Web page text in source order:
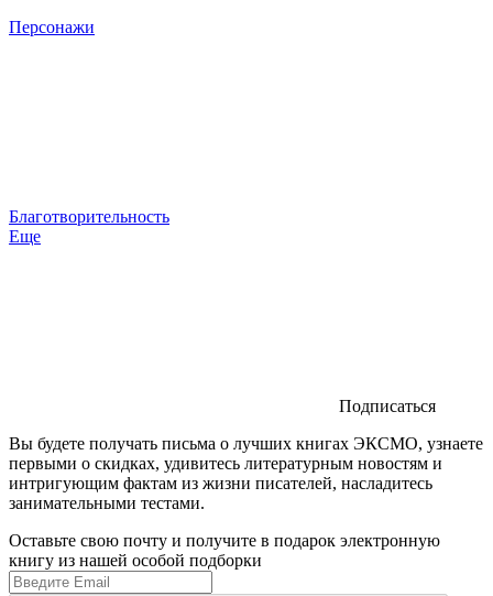
Персонажи
Благотворительность
Еще
Подписаться
Вы будете получать письма о лучших книгах ЭКСМО, узнаете
первыми о скидках, удивитесь литературным новостям и
интригующим фактам из жизни писателей, насладитесь
занимательными тестами.
Оставьте свою почту и получите в подарок электронную
книгу из нашей особой подборки